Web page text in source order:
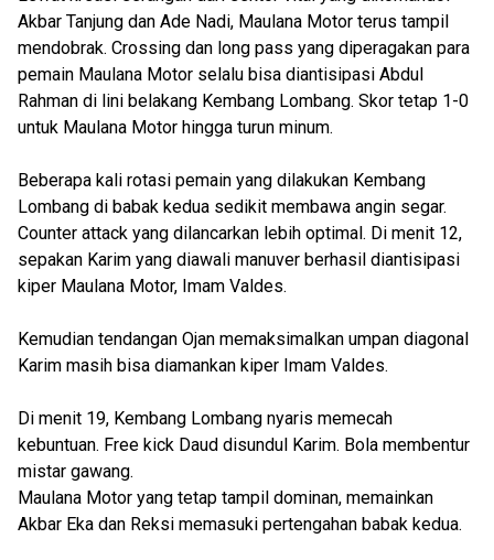
Akbar Tanjung dan Ade Nadi, Maulana Motor terus tampil
mendobrak. Crossing dan long pass yang diperagakan para
pemain Maulana Motor selalu bisa diantisipasi Abdul
Rahman di lini belakang Kembang Lombang. Skor tetap 1-0
untuk Maulana Motor hingga turun minum.
Beberapa kali rotasi pemain yang dilakukan Kembang
Lombang di babak kedua sedikit membawa angin segar.
Counter attack yang dilancarkan lebih optimal. Di menit 12,
sepakan Karim yang diawali manuver berhasil diantisipasi
kiper Maulana Motor, Imam Valdes.
Kemudian tendangan Ojan memaksimalkan umpan diagonal
Karim masih bisa diamankan kiper Imam Valdes.
Di menit 19, Kembang Lombang nyaris memecah
kebuntuan. Free kick Daud disundul Karim. Bola membentur
mistar gawang.
Maulana Motor yang tetap tampil dominan, memainkan
Akbar Eka dan Reksi memasuki pertengahan babak kedua.